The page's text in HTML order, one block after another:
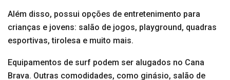
Além disso, possui opções de entretenimento para
crianças e jovens: salão de jogos, playground, quadras
esportivas, tirolesa e muito mais.
Equipamentos de surf podem ser alugados no Cana
Brava. Outras comodidades, como ginásio, salão de